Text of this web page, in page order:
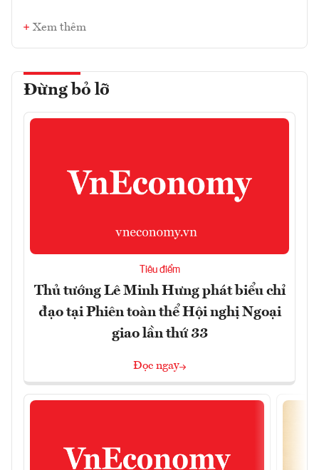
Xem thêm
Đừng bỏ lỡ
Tiêu điểm
Thủ tướng Lê Minh Hưng phát biểu chỉ
đạo tại Phiên toàn thể Hội nghị Ngoại
giao lần thứ 33
Đọc ngay